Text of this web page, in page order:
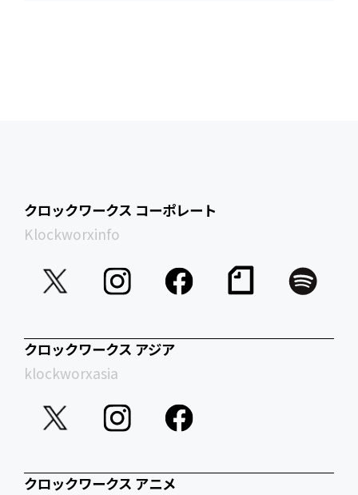
クロックワークス コーポレート
Klockworxinfo
クロックワークス アジア
klockworxasia
クロックワークス アニメ